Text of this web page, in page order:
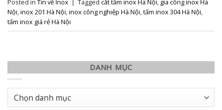
Posted in Tin về Inox | Tagged cắt tấm inox Hà Nội, gia công inox Hà
Nội,inox 201 Hà Nội,inox công nghiệp Hà Nội,tấm inox 304 Hà Nội,
tấm inox giá rẻ Hà Nội
DANH MỤC
Danh
mục